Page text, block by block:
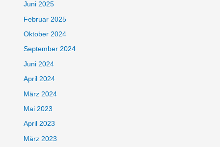
Juni 2025
Februar 2025
Oktober 2024
September 2024
Juni 2024
April 2024
März 2024
Mai 2023
April 2023
März 2023